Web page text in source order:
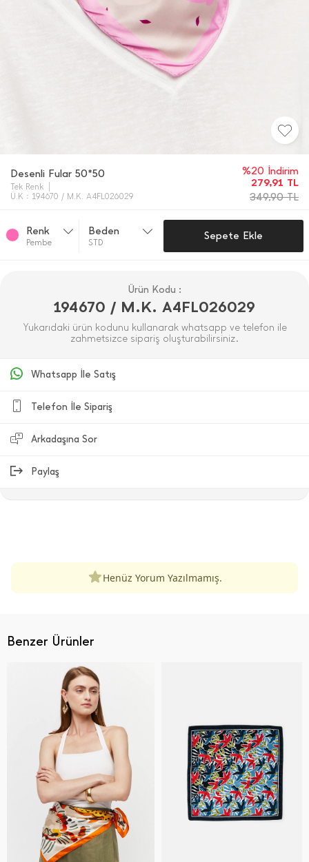
Desenli Fular 50*50
Tek Renk
Ü.K : 194670 / M.K. A4FL026029
%20 İndirim
279,91 TL
349,90TL
Renk
Pembe
Beden
STD
Sepete Ekle
Ürün Kodu :
194670 / M.K. A4FL026029
Yukarıdaki ürün kodunu kullanarak whatsapp ve telefon ile
zahmetsizce sipariş oluşturabilirsiniz.
Whatsapp İle Satış
Telefon İle Sipariş
Arkadaşına Sor
Paylaş
Henüz Yorum Yazılmamış.
Benzer Ürünler